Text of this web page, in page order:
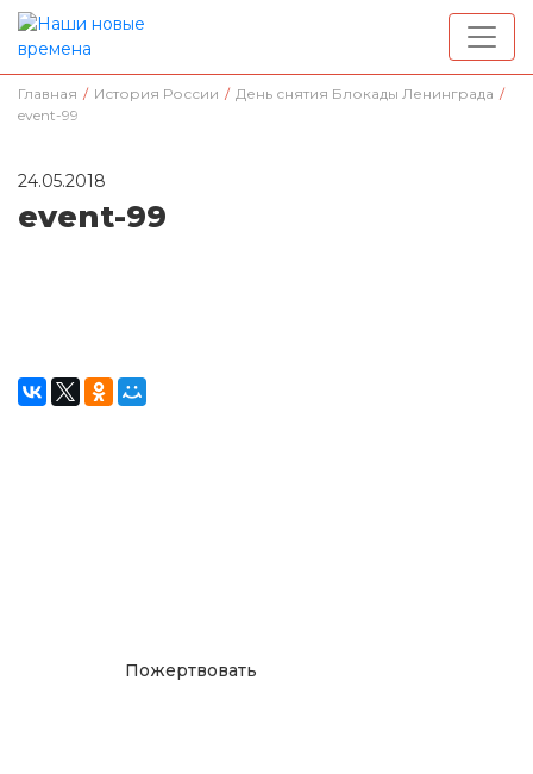
Главная / История России / День снятия Блокады Ленинграда /
event-99
24.05.2018
event-99
Пожертвовать